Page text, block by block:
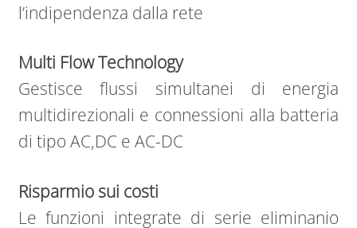
l’indipendenza dalla rete
Multi Flow Technology
Gestisce flussi simultanei di energia
multidirezionali e connessioni alla batteria
di tipo AC,DC e AC-DC
Risparmio sui costi
Le funzioni integrate di serie eliminanio